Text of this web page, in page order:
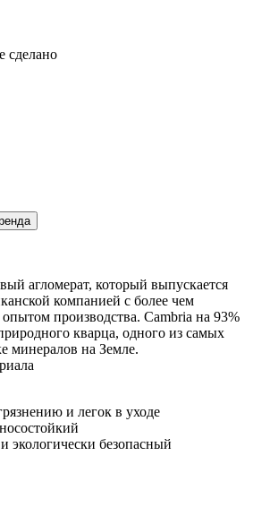
сделано
агломерат, который выпускается
компанией с более чем
производства. Cambria на 93%
кварца, одного из самых
минералов на Земле.
и легок в уходе
экологически безопасный